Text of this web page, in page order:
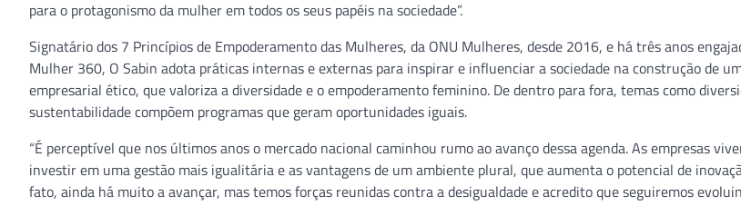
para o protagonismo da mulher em todos os seus papéis na sociedade”.
Signatário dos 7 Princípios de Empoderamento das Mulheres, da ONU Mulheres, desde 2016, e há três anos
Mulher 360, O Sabin adota práticas internas e externas para inspirar e influenciar a sociedade na construção de
empresarial ético, que valoriza a diversidade e o empoderamento feminino. De dentro para fora, temas como
sustentabilidade compõem programas que geram oportunidades iguais.
“É perceptível que nos últimos anos o mercado nacional caminhou rumo ao avanço dessa agenda. As empresas
investir em uma gestão mais igualitária e as vantagens de um ambiente plural, que aumenta o potencial de
fato, ainda há muito a avançar, mas temos forças reunidas contra a desigualdade e acredito que seguiremos